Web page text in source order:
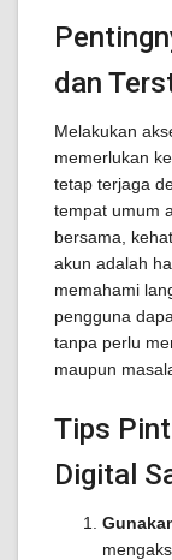
dan
Melakukan
memerlukan
tetap terjaga
tempat umum
bersama,
akun adalah
memahami
pengguna
tanpa perlu
maupun
Tips
Digital